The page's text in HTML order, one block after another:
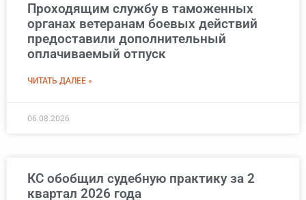
Проходящим службу в таможенных
органах ветеранам боевых действий
предоставили дополнительный
оплачиваемый отпуск
ЧИТАТЬ ДАЛЕЕ »
06.08.2026
КС обобщил судебную практику за 2
квартал 2026 года